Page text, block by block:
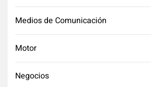
Medios de Comunicación
Motor
Negocios